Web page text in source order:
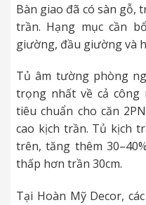
Bàn giao đã có sàn gỗ,
trần. Hạng mục cần
giường, đầu giường và
Tủ âm tường phòng
trọng nhất về cả công
tiêu chuẩn cho căn
cao kịch trần. Tủ kịch
trên, tăng thêm
thấp hơn trần 30cm.
Tại Hoàn Mỹ Decor,